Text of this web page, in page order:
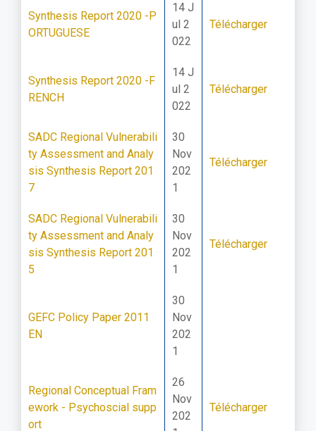
Synthesis Report 2020 -P
ORTUGUESE
14 J
ul 2
022
Télécharger
Synthesis Report 2020 -F
RENCH
14 J
ul 2
022
Télécharger
SADC Regional Vulnerabili
ty Assessment and Analy
sis Synthesis Report 201
7
30
Nov
202
1
Télécharger
SADC Regional Vulnerabili
ty Assessment and Analy
sis Synthesis Report 201
5
30
Nov
202
1
Télécharger
GEFC Policy Paper 2011
EN
30
Nov
202
1
Regional Conceptual Fram
ework - Psychoscial supp
ort
26
Nov
202
Télécharger